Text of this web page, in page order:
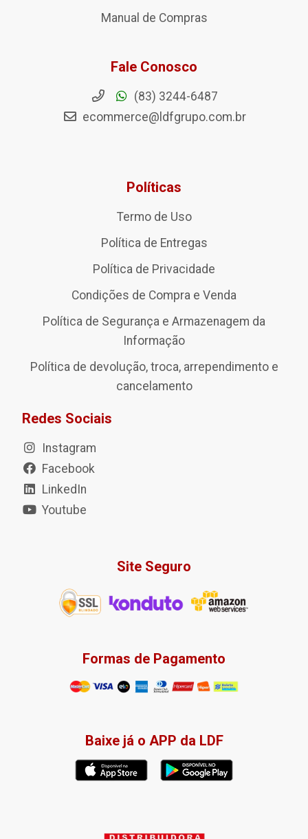
Manual de Compras
Fale Conosco
(83) 3244-6487
ecommerce@ldfgrupo.com.br
Políticas
Termo de Uso
Política de Entregas
Política de Privacidade
Condições de Compra e Venda
Política de Segurança e Armazenagem da
Informação
Política de devolução, troca, arrependimento e
cancelamento
Redes Sociais
Instagram
Facebook
LinkedIn
Youtube
Site Seguro
Formas de Pagamento
Baixe já o APP da LDF